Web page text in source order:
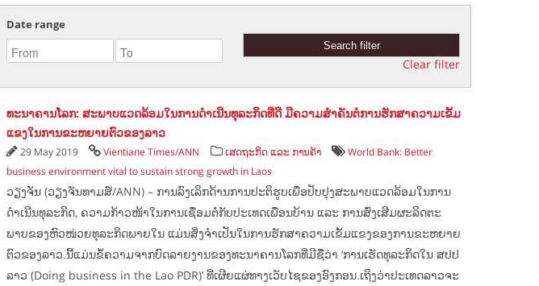
Date range
Clear filter
ທະນາຄານໂລກ: ສະພາບແວດລ້ອມໃນການດຳເນີນທຸລະກິດທີ່ດີ ມີຄວາມສຳຄັນຕໍ່ການຮັກສາຄວາມເຂັ້ມ
ແຂງໃນການຂະຫຍາຍຕົວຂອງລາວ
29 May 2019 Vientiane Times/ANN ເສດຖະກິດ ແລະ ການຄ້າ
World Bank: Better
business environment vital to sustain strong growth in Laos
ວຽງຈັນ (ວຽງຈັນທາມສ໌/ANN) – ການລົງເລິກດ້ານການປະຕິຮູບເພື່ອປັບປຸງສະພາບແວດລ້ອມໃນການ
ດຳເນີນທຸລະກິດ, ຄວາມກ້າວໜ້າໃນການເຊື່ອມຕໍ່ກັບປະເທດເພື່ອນບ້ານ ແລະ ການສົ່ງເສີມຜະລິດຕະ
ພາບຂອງຫົວໜ່ວຍທຸລະກິດພາຍໃນ ແມ່ນສິ່ງຈຳເປັນໃນການຮັກສາຄວາມເຂັ້ມແຂງຂອງການຂະຫຍາຍ
ຕົວຂອງລາວ.ນີ້ແມ່ນຂໍ້ຄວາມຈາກບົດລາຍງານຂອງທະນາຄານໂລກທີ່ມີຊື່ວ່າ ‘ການເຮັດທຸລະກິດໃນ ສປປ
ລາວ (Doing business in the Lao PDR)’ ທີ່ເຜີຍແຜ່ທາງເວັບໄຊຂອງອົງກອນ.ເຖິງວ່າປະເທດລາວຈະ